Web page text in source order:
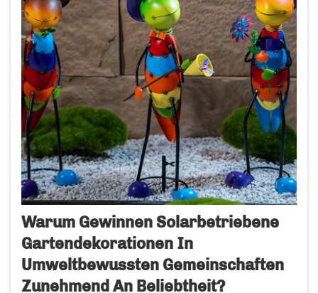
Warum Gewinnen Solarbetriebene
Gartendekorationen In
Umweltbewussten Gemeinschaften
Zunehmend An Beliebtheit?